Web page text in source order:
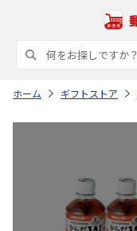
ホーム ギフトストア